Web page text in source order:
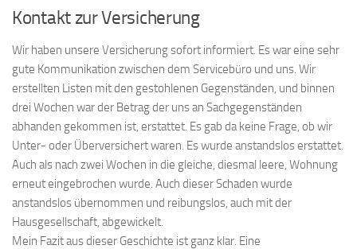
Kontakt zur Versicherung
Wir haben unsere Versicherung sofort informiert. Es war eine sehr
gute Kommunikation zwischen dem Servicebüro und uns. Wir
erstellten Listen mit den gestohlenen Gegenständen, und binnen
drei Wochen war der Betrag der uns an Sachgegenständen
abhanden gekommen ist, erstattet. Es gab da keine Frage, ob wir
Unter- oder Überversichert waren. Es wurde anstandslos erstattet.
Auch als nach zwei Wochen in die gleiche, diesmal leere, Wohnung
erneut eingebrochen wurde. Auch dieser Schaden wurde
anstandslos übernommen und reibungslos, auch mit der
Hausgesellschaft, abgewickelt.
Mein Fazit aus dieser Geschichte ist ganz klar. Eine